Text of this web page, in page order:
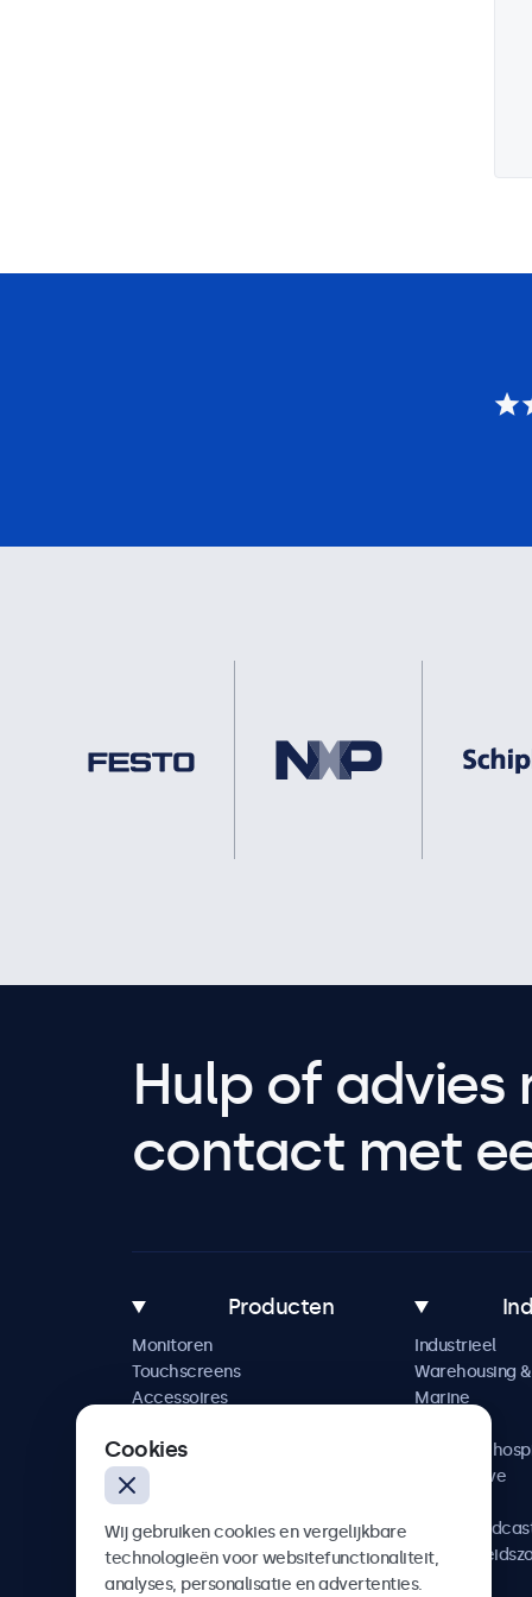
Hulp of advies
contact met
Producten
Monitoren
Touchscreens
Accessoires
Industrieel
Warehousing
Marine
Horeca &
Automotive
AV &
Cookies
Wij gebruiken cookies en vergelijkbare
technologieën voor websitefunctionaliteit,
analyses, personalisatie en advertenties.